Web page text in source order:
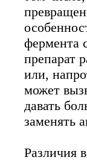
фермента
препарат
или,
может
давать
заменять
Различия